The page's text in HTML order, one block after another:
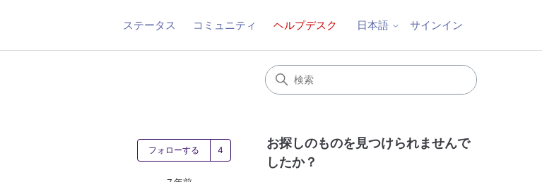
ステータス コミュニティ ヘルプデスク 日本語 サインイン
フォローする 4人がフォロー中
お探しのものを見つけられませんで
したか？